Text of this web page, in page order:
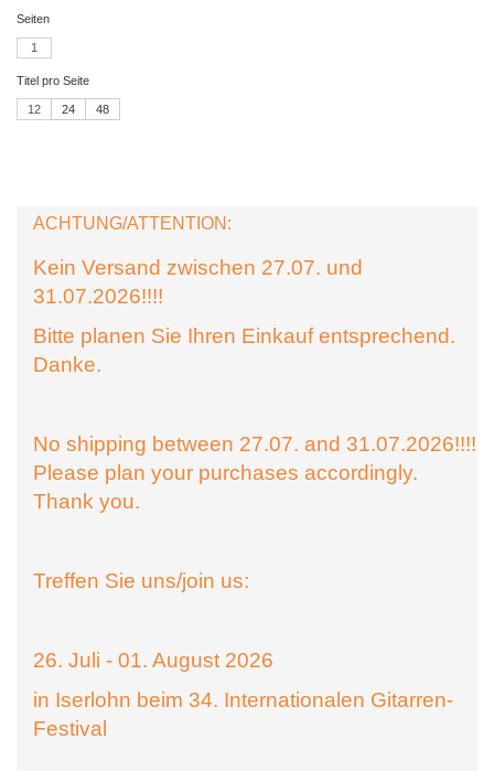
Seiten
1
Titel pro Seite
12 24 48
ACHTUNG/ATTENTION:
Kein Versand zwischen 27.07. und
31.07.2026!!!!
Bitte planen Sie Ihren Einkauf entsprechend.
Danke.
No shipping between 27.07. and 31.07.2026!!!!
Please plan your purchases accordingly.
Thank you.
Treffen Sie uns/join us:
26. Juli - 01. August 2026
in Iserlohn beim 34. Internationalen Gitarren-
Festival